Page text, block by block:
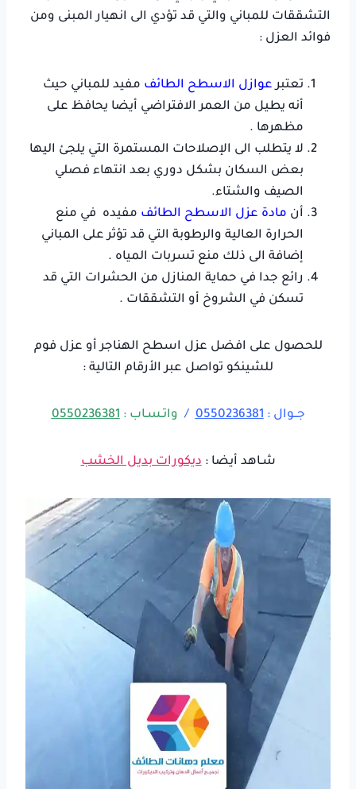
التشققات للمباني والتي قد تؤدي الى انهيار المبنى ومن
فوائد العزل :
تعتبرعوازل الاسطح الطائف مفيد للمباني حيث
أنه يطيل من العمر الافتراضي أيضا يحافظ على
مظهرها .
لا يتطلب الى الإصلاحات المستمرة التي يلجئ اليها
بعض السكان بشكل دوري بعد انتهاء فصلي
الصيف والشتاء.
أن مادة عزل الاسطح الطائف مفيده في منع
الحرارة العالية والرطوبة التي قد تؤثر على المباني
إضافة الى ذلك منع تسربات المياه .
رائع جدا في حماية المنازل من الحشرات التي قد
تسكن في الشروخ أو التشققات .
للحصول على افضل عزل اسطح الهناجر أو عزل فوم
للشينكو تواصل عبر الأرقام التالية :
جــوال :0550236381
/ واتـسـاب :0550236381
شـاهد أيضا :ديكورات بديل الخشب